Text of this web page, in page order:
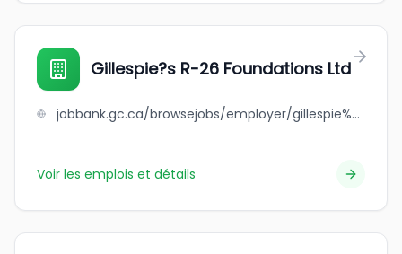
Gillespie?s R-26 Foundations Ltd
jobbank.gc.ca/browsejobs/employer/gillespie%3Fs+r-26+foundations+ltd/ca
Voir les emplois et détails